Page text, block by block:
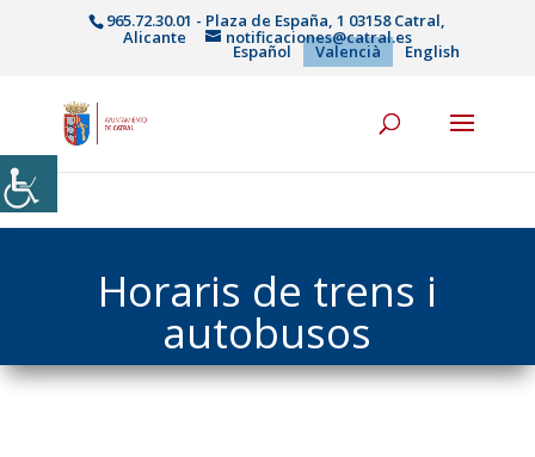
965.72.30.01 - Plaza de España, 1 03158 Catral,
Alicante notificaciones@catral.es
Español Valencià English
Horaris de trens i
autobusos